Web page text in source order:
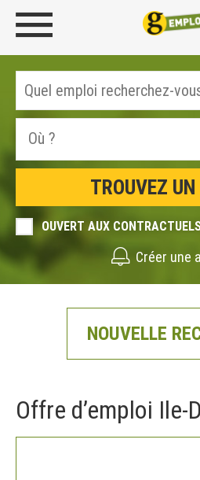
OUVERT AUX
Créer une
NOUVELLE
Offre d’emploi Ile-